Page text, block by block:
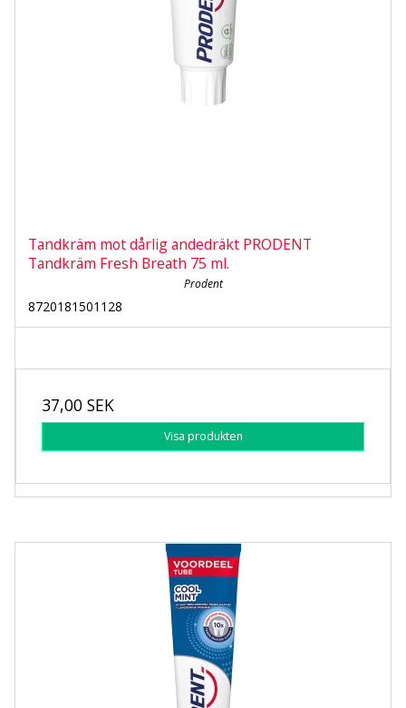
Tandkräm mot dårlig andedräkt PRODENT
Tandkräm Fresh Breath 75 ml.
Prodent
8720181501128
37,00 SEK
Visa produkten